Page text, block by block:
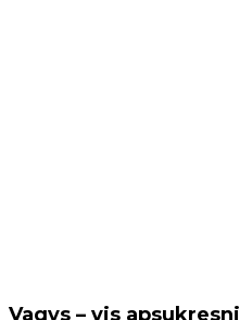
Vagys – vis apsukresni